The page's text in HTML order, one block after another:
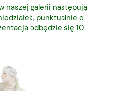
naszej galerii następują
punktualnie o
odbędzie się 10